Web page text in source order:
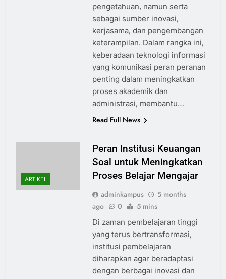
pengetahuan, namun serta
sebagai sumber inovasi,
kerjasama, dan pengembangan
keterampilan. Dalam rangka ini,
keberadaan teknologi informasi
yang komunikasi peran peranan
penting dalam meningkatkan
proses akademik dan
administrasi, membantu…
Read Full News
ARTIKEL
Peran Institusi Keuangan
Soal untuk Meningkatkan
Proses Belajar Mengajar
adminkampus
5 months
ago
0 5 mins
Di zaman pembelajaran tinggi
yang terus bertransformasi,
institusi pembelajaran
diharapkan agar beradaptasi
dengan berbagai inovasi dan